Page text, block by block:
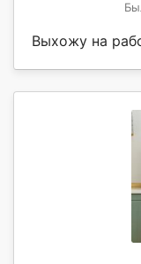
Выхожу на